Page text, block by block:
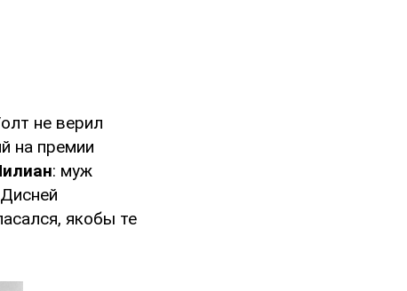
не верил
на премии
: муж
якобы те